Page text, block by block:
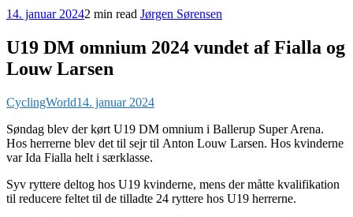
14. januar 20242 min read Jørgen Sørensen
U19 DM omnium 2024 vundet af Fialla og
Louw Larsen
CyclingWorld14. januar 2024
Søndag blev der kørt U19 DM omnium i Ballerup Super Arena.
Hos herrerne blev det til sejr til Anton Louw Larsen. Hos kvinderne
var Ida Fialla helt i særklasse.
Syv ryttere deltog hos U19 kvinderne, mens der måtte kvalifikation
til reducere feltet til de tilladte 24 ryttere hos U19 herrerne.